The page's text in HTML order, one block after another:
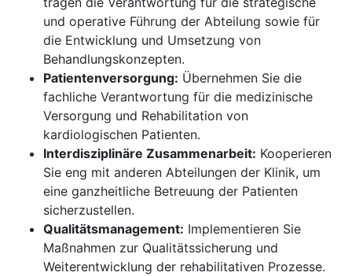
und operative Führung der Abteilung sowie für
die Entwicklung und Umsetzung von
Behandlungskonzepten.
Patientenversorgung: Übernehmen Sie die
fachliche Verantwortung für die medizinische
Versorgung und Rehabilitation von
kardiologischen Patienten.
Interdisziplinäre Zusammenarbeit: Kooperieren
Sie eng mit anderen Abteilungen der Klinik, um
eine ganzheitliche Betreuung der Patienten
sicherzustellen.
Qualitätsmanagement: Implementieren Sie
Maßnahmen zur Qualitätssicherung und
Weiterentwicklung der rehabilitativen Prozesse.